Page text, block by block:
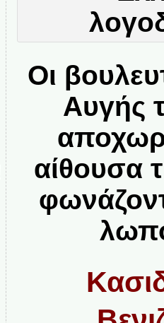
Οι
Αυγής
αίθουσα